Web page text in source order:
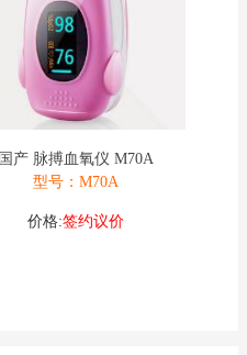
国产 脉搏血氧仪 M70A
型号：M70A
价格:签约议价